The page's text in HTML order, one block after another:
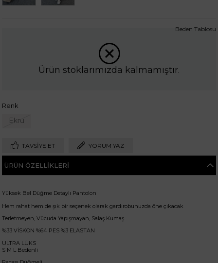
Ürün stoklarımızda kalmamıştır.
Renk
Ekru
Beden Tablosu
TAVSIYE ET YORUM YAZ
ÜRÜN ÖZELLIKLERI
Yüksek Bel Düğme Detaylı Pantolon
Hem rahat hem de şık bir seçenek olarak gardırobunuzda öne çıkacak
Terletmeyen, Vücuda Yapışmayan, Salaş Kumaş
%33 VİSKON %64 PES %3 ELASTAN
ULTRA LÜKS
S M L Bedenli